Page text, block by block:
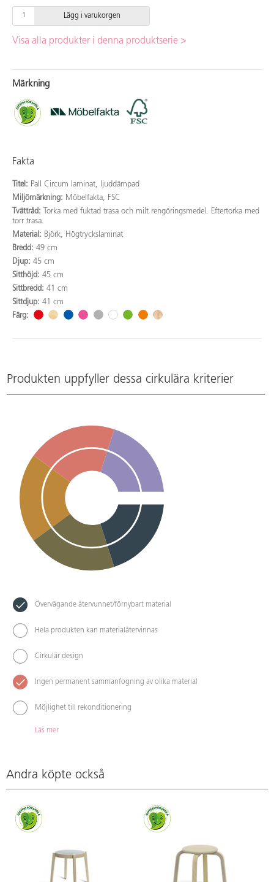
Lägg i varukorgen
Visa alla produkter i denna produktserie >
Märkning
Fakta
Titel: Pall Circum laminat, ljuddämpad
Miljömärkning: Möbelfakta, FSC
Tvättråd:
Torka med fuktad trasa och milt rengöringsmedel. Eftertorka med
torr trasa.
Material: Björk, Högtryckslaminat
Bredd: 49 cm
Djup: 45 cm
Sitthöjd: 45 cm
Sittbredd: 41 cm
Sittdjup: 41 cm
Färg:
Produkten uppfyller dessa cirkulära kriterier
Övervägande återvunnet/förnybart material
Hela produkten kan materialåtervinnas
Cirkulär design
Ingen permanent sammanfogning av olika material
Möjlighet till rekonditionering
Läs mer
Andra köpte också